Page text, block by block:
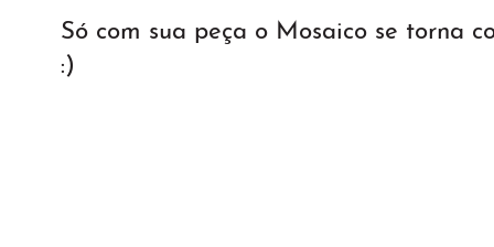
Só com sua peça o Mosaico se torna
:)